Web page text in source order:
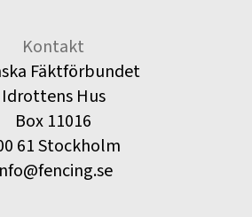
Kontakt
Fäktförbundet
Idrottens Hus
Box 11016
61 Stockholm